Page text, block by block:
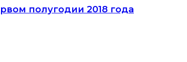
полугодии 2018 года